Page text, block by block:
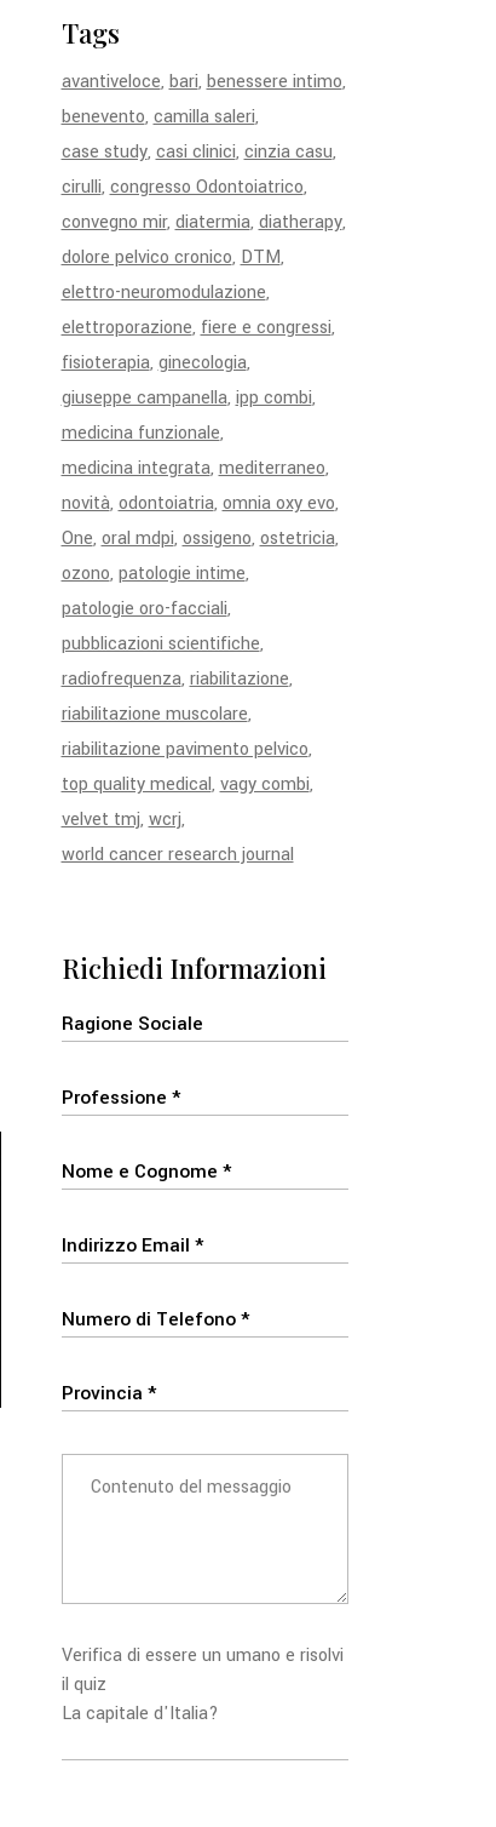
Tags
avantiveloce bari benessere intimo
benevento camilla saleri
case study casi clinici cinzia casu
cirulli congresso Odontoiatrico
convegno mir diatermia diatherapy
dolore pelvico cronico DTM
elettro-neuromodulazione
elettroporazione fiere e congressi
fisioterapia ginecologia
giuseppe campanella ipp combi
medicina funzionale
medicina integrata mediterraneo
novità odontoiatria omnia oxy evo
One oral mdpi ossigeno ostetricia
ozono patologie intime
patologie oro-facciali
pubblicazioni scientifiche
radiofrequenza riabilitazione
riabilitazione muscolare
riabilitazione pavimento pelvico
top quality medical vagy combi
velvet tmj wcrj
world cancer research journal
Richiedi Informazioni
Verifica di essere un umano e risolvi
il quiz
La capitale d'Italia?